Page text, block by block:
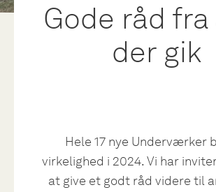
Gode råd
der gik
Hele 17 nye Underværker
virkelighed i 2024. Vi har
at give et godt råd videre til